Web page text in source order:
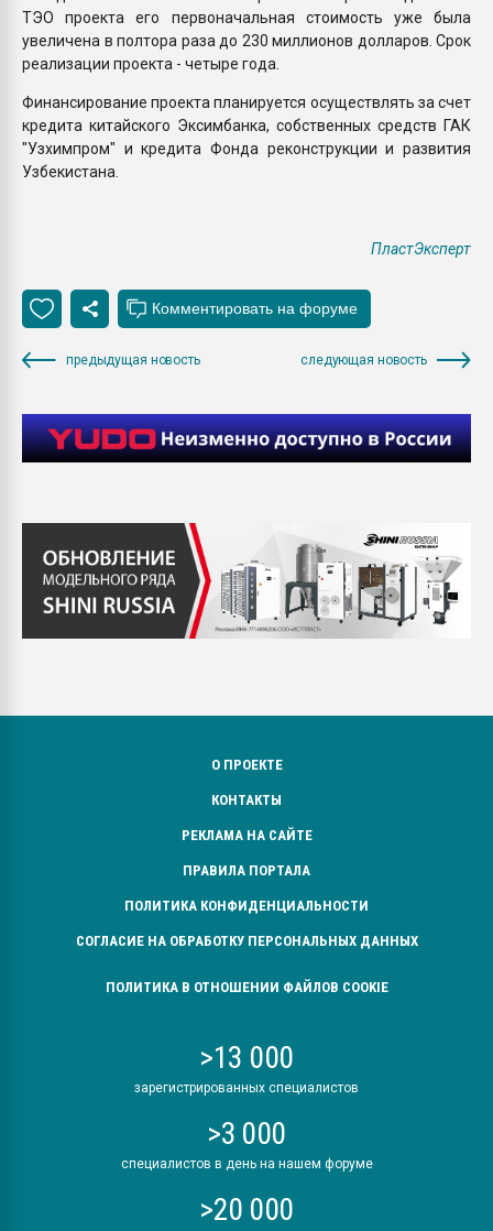
ТЭО проекта его первоначальная стоимость уже была
увеличена в полтора раза до 230 миллионов долларов. Срок
реализации проекта - четыре года.
Финансирование проекта планируется осуществлять за счет
кредита китайского Эксимбанка, собственных средств ГАК
"Узхимпром" и кредита Фонда реконструкции и развития
Узбекистана.
ПластЭксперт
предыдущая новость следующая новость
О ПРОЕКТЕ
КОНТАКТЫ
РЕКЛАМА НА САЙТЕ
ПРАВИЛА ПОРТАЛА
ПОЛИТИКА КОНФИДЕНЦИАЛЬНОСТИ
СОГЛАСИЕ НА ОБРАБОТКУ ПЕРСОНАЛЬНЫХ ДАННЫХ
ПОЛИТИКА В ОТНОШЕНИИ ФАЙЛОВ COOKIE
>13 000
зарегистрированных специалистов
>3 000
специалистов в день на нашем форуме
>20 000